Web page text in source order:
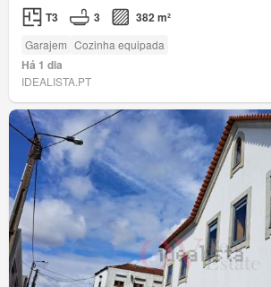
T3 3 382 m²
Garajem Cozinha equipada
Há 1 dia
IDEALISTA.PT